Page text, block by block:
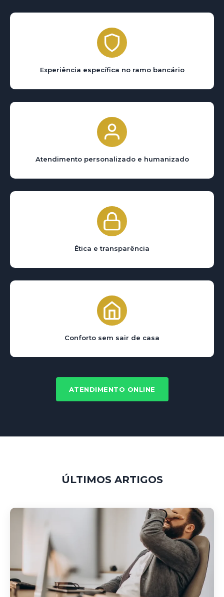
Experiência específica no ramo bancário
Atendimento personalizado e humanizado
Ética e transparência
Conforto sem sair de casa
ATENDIMENTO ONLINE
ÚLTIMOS ARTIGOS